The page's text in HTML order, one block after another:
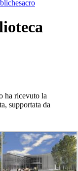
sacro
ha ricevuto la
supportata da